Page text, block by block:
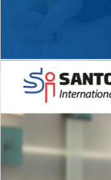
Novidades 2026 High